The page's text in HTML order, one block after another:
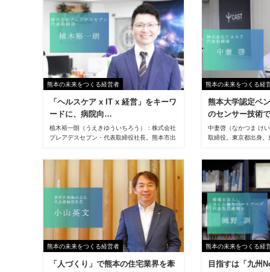
08年フロンティアビジョン(株)に組織変更。21
年にアルサーガパートナーズ(株)と合併し取締
役に就任。趣味はゴルフ、釣り。
91年常務取締役、93
熊本の未来をつくる経営者
「ヘルスケア x IT x 経営」をキーワ
ードに、病院向…
植木裕一朗（うえきゆういちろう）：株式会社
プレアデスセブン・代表取締役社長。熊本市出
トを経験。2012年システムクレオ入社。福岡
支店長、2019年代表取締役就任。2020年株式
会社プレアデスセブン創業、現在に至る。
熊本の未来をつくる経
熊本大学認定ベ
のセンサー技術
中妻啓（なかつま け
取締役。東京都出身
大学院先端科学研究
社CAST共同創業・代
熊本の未来をつくる経営者
「人づくり」で熊本の住宅業界を牽
熊本の未来をつくる経
目指すは「九州